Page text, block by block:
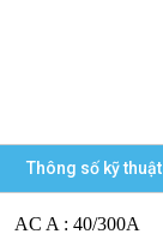
Thông số kỹ thuật
AC A : 40/300A